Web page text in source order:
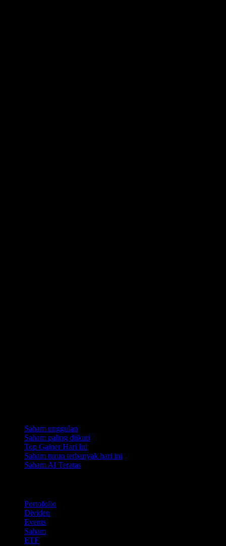
Saham unggulan
Saham paling diikuti
Top Gainer Hari Ini
Saham turun terbanyak hari ini
Saham AI Teratas
Portofolio
Dividen
Events
Saham
ETF